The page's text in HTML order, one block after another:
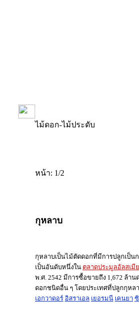
ไม้ดอก-ไม้ประดับ
หน้า: 1/2
กุหลาบ
กุหลาบเป็นไม้ตัดดอกที่มีการปลูกเป็
เป็นอันดับหนึ่งใน ตลาดประมูลอัลสเมีย
พ.ศ. 2542 มีการซื้อขายถึง 1,672 ล้า
ดอกชนิดอื่น ๆ โดยประเทศที่ปลูกกุห
เอกวาดอร์ อิสราเอล เยอรมนี เคนยา